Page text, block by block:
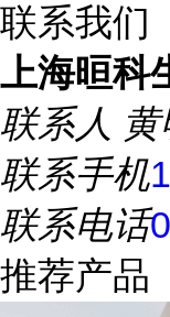
联系我们
上海晅科
联系人
联系手机
联系电话
推荐产品